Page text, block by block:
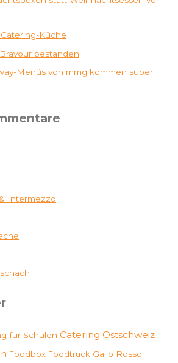
Küche
bestanden
Menüs von mmg kommen super
Intermezzo
für Schulen Catering Ostschweiz
Foodbox Foodtruck Gallo Rosso